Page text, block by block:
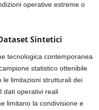
operative estreme o
Sintetici
tecnologica contemporanea
statistico ottenibile
le limitazioni strutturali dei
dati operativi reali
limitano la condivisione e